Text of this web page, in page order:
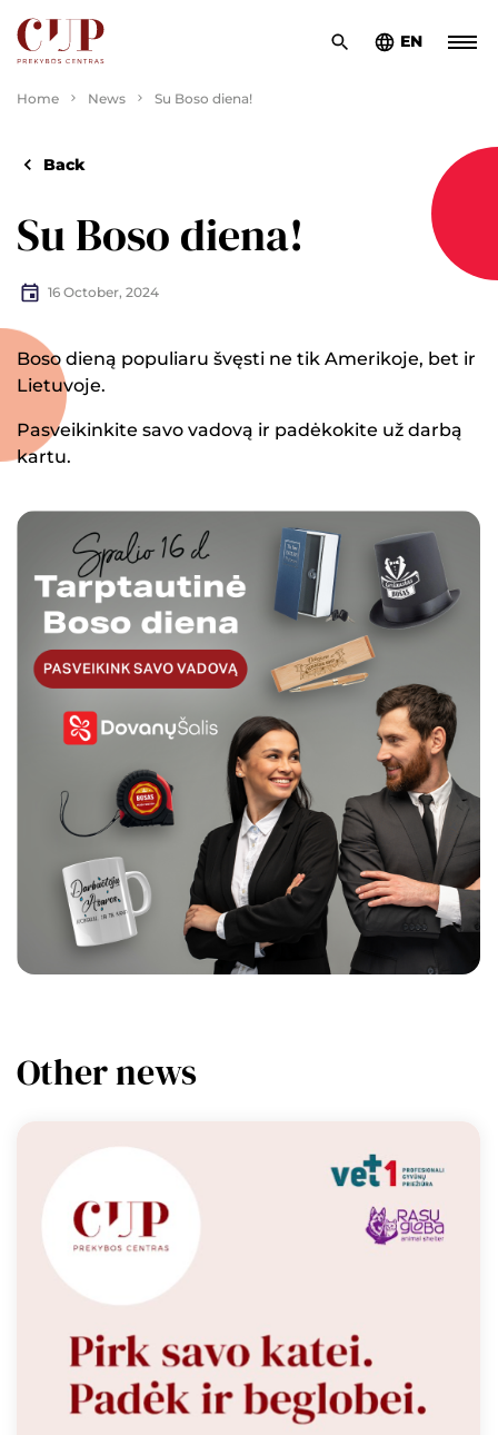
EN
Home News Su Boso diena!
Back
Su Boso diena!
16 October, 2024
Boso dieną populiaru švęsti ne tik Amerikoje, bet ir
Lietuvoje.
Pasveikinkite savo vadovą ir padėkokite už darbą
kartu.
Other news